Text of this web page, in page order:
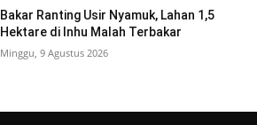
Bakar Ranting Usir Nyamuk, Lahan 1,5
Hektare di Inhu Malah Terbakar
Minggu, 9 Agustus 2026